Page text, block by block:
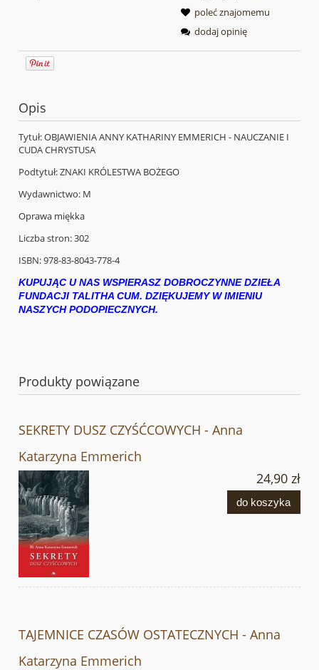
poleć znajomemu
dodaj opinię
Opis
Tytuł: OBJAWIENIA ANNY KATHARINY EMMERICH - NAUCZANIE I
CUDA CHRYSTUSA
Podtytuł: ZNAKI KRÓLESTWA BOŻEGO
Wydawnictwo: M
Oprawa miękka
Liczba stron: 302
ISBN: 978-83-8043-778-4
KUPUJĄC U NAS WSPIERASZ DOBROCZYNNE DZIEŁA
FUNDACJI TALITHA CUM. DZIĘKUJEMY W IMIENIU
NASZYCH PODOPIECZNYCH.
Produkty powiązane
SEKRETY DUSZ CZYŚĆCOWYCH - Anna
Katarzyna Emmerich
24,90 zł
do koszyka
TAJEMNICE CZASÓW OSTATECZNYCH - Anna
Katarzyna Emmerich